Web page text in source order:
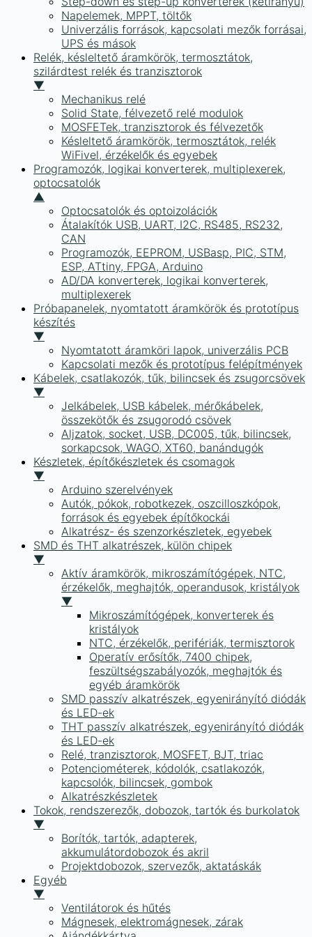
Napelemek, MPPT, töltők
Univerzális források, kapcsolati mezők forrásai,
UPS és mások
Relék, késleltető áramkörök, termosztátok,
szilárdtest relék és tranzisztorok
▼
Mechanikus relé
Solid State, félvezető relé modulok
MOSFETek, tranzisztorok és félvezetők
Késleltető áramkörök, termosztátok, relék
WiFivel, érzékelők és egyebek
Programozók, logikai konverterek, multiplexerek,
optocsatolók
▲
Optocsatolók és optoizolációk
Átalakítók USB, UART, I2C, RS485, RS232,
CAN
Programozók, EEPROM, USBasp, PIC, STM,
ESP, ATtiny, FPGA, Arduino
AD/DA konverterek, logikai konverterek,
multiplexerek
Próbapanelek, nyomtatott áramkörök és prototípus
készítés
▼
Nyomtatott áramköri lapok, univerzális PCB
Kapcsolati mezők és prototípus felépítmények
Kábelek, csatlakozók, tűk, bilincsek és zsugorcsövek
▼
Jelkábelek, USB kábelek, mérőkábelek,
összekötők és zsugorodó csövek
Aljzatok, socket, USB, DC005, tűk, bilincsek,
sorkapcsok, WAGO, XT60, banándugók
Készletek, építőkészletek és csomagok
▼
Arduino szerelvények
Autók, pókok, robotkezek, oszcilloszkópok,
források és egyebek építőkockái
Alkatrész- és szenzorkészletek, egyebek
SMD és THT alkatrészek, külön chipek
▼
Aktív áramkörök, mikroszámítógépek, NTC,
érzékelők, meghajtók, operandusok, kristályok
▼
Mikroszámítógépek, konverterek és
kristályok
NTC, érzékelők, perifériák, termisztorok
Operatív erősítők, 7400 chipek,
feszültségszabályozók, meghajtók és
egyéb áramkörök
SMD passzív alkatrészek, egyenirányító diódák
és LED-ek
THT passzív alkatrészek, egyenirányító diódák
és LED-ek
Relé, tranzisztorok, MOSFET, BJT, triac
Potenciométerek, kódolók, csatlakozók,
kapcsolók, bilincsek, gombok
Alkatrészkészletek
Tokok, rendszerezők, dobozok, tartók és burkolatok
▼
Borítók, tartók, adapterek,
akkumulátordobozok és akril
Projektdobozok, szervezők, aktatáskák
Egyéb
▼
Ventilátorok és hűtés
Mágnesek, elektromágnesek, zárak